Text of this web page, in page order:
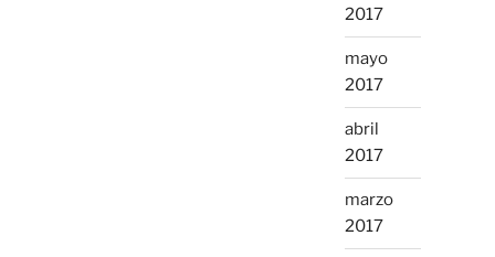
2017
mayo
2017
abril
2017
marzo
2017